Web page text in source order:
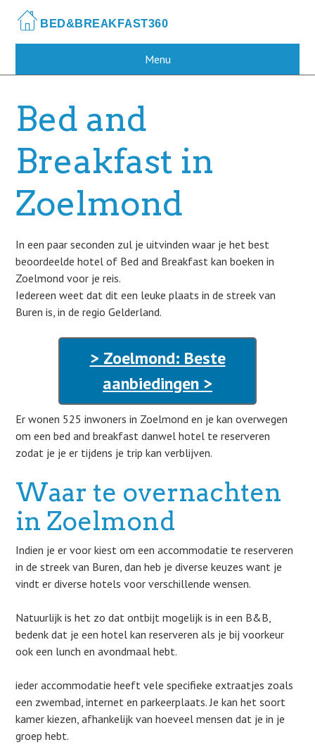
main
Menu
Bed and
Breakfast in
Zoelmond
In een paar seconden zul je uitvinden waar je het best
beoordeelde hotel of Bed and Breakfast kan boeken in
Zoelmond voor je reis.
Iedereen weet dat dit een leuke plaats in de streek van
Buren is, in de regio Gelderland.
> Zoelmond: Beste
aanbiedingen >
Er wonen 525 inwoners in Zoelmond en je kan overwegen
om een bed and breakfast danwel hotel te reserveren
zodat je je er tijdens je trip kan verblijven.
Waar te overnachten
in Zoelmond
Indien je er voor kiest om een accommodatie te reserveren
in de streek van Buren, dan heb je diverse keuzes want je
vindt er diverse hotels voor verschillende wensen.
Natuurlijk is het zo dat ontbijt mogelijk is in een B&B,
bedenk dat je een hotel kan reserveren als je bij voorkeur
ook een lunch en avondmaal hebt.
ieder accommodatie heeft vele specifieke extraatjes zoals
een zwembad, internet en parkeerplaats. Je kan het soort
kamer kiezen, afhankelijk van hoeveel mensen dat je in je
groep hebt.